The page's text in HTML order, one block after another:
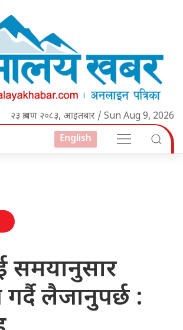
२३ श्रावण २०८३, आइतबार / Sun Aug 9, 2026
English
समयानुसार
गर्दै लैजानुपर्छ :